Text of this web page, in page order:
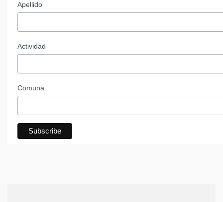
Apellido
Actividad
Comuna